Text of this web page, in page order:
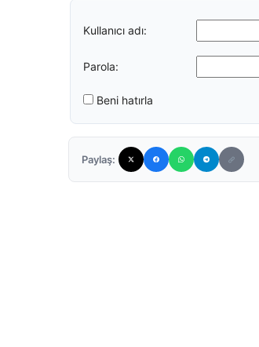
Kullanıcı adı:
Parola:
Beni hatırla
Paylaş: